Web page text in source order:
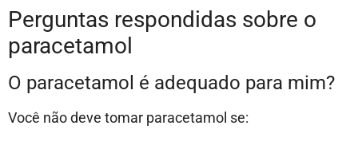
Perguntas respondidas sobre o
paracetamol
O paracetamol é adequado para mim?
Você não deve tomar paracetamol se: